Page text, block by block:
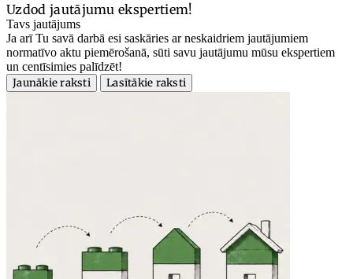
Uzdod jautājumu ekspertiem!
Tavs jautājums
Ja arī Tu savā darbā esi saskāries ar neskaidriem jautājumiem
normatīvo aktu piemērošanā, sūti savu jautājumu mūsu ekspertiem
un centīsimies palīdzēt!
Jaunākie raksti
Lasītākie raksti